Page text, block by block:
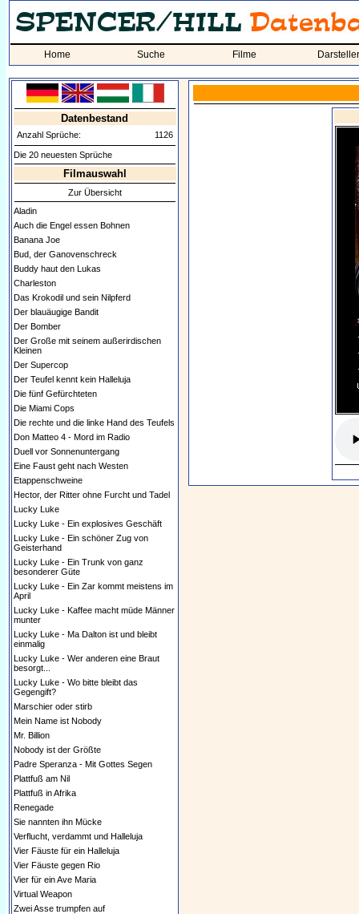
Home Suche Filme Darsteller
Datenbestand
Anzahl Sprüche: 1126
Die 20 neuesten Sprüche
Filmauswahl
Zur Übersicht
Aladin
Auch die Engel essen Bohnen
Banana Joe
Bud, der Ganovenschreck
Buddy haut den Lukas
Charleston
Das Krokodil und sein Nilpferd
Der blauäugige Bandit
Der Bomber
Der Große mit seinem außerirdischen
Kleinen
Der Supercop
Der Teufel kennt kein Halleluja
Die fünf Gefürchteten
Die Miami Cops
Die rechte und die linke Hand des Teufels
Don Matteo 4 - Mord im Radio
Duell vor Sonnenuntergang
Eine Faust geht nach Westen
Etappenschweine
Hector, der Ritter ohne Furcht und Tadel
Lucky Luke
Lucky Luke - Ein explosives Geschäft
Lucky Luke - Ein schöner Zug von
Geisterhand
Lucky Luke - Ein Trunk von ganz
besonderer Güte
Lucky Luke - Ein Zar kommt meistens im
April
Lucky Luke - Kaffee macht müde Männer
munter
Lucky Luke - Ma Dalton ist und bleibt
einmalig
Lucky Luke - Wer anderen eine Braut
besorgt...
Lucky Luke - Wo bitte bleibt das
Gegengift?
Marschier oder stirb
Mein Name ist Nobody
Mr. Billion
Nobody ist der Größte
Padre Speranza - Mit Gottes Segen
Plattfuß am Nil
Plattfuß in Afrika
Renegade
Sie nannten ihn Mücke
Verflucht, verdammt und Halleluja
Vier Fäuste für ein Halleluja
Vier Fäuste gegen Rio
Vier für ein Ave Maria
Virtual Weapon
Zwei Asse trumpfen auf